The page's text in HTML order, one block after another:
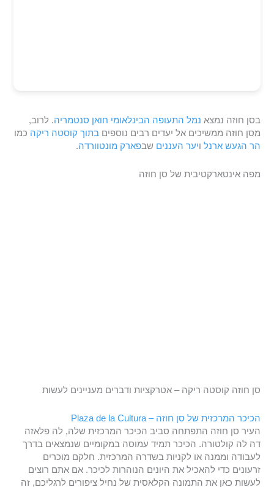
בסן חוזה נמצא נמל התעופה הבינלאומי חואן סנטמריה. לרוב,
מסן חוזה ממשיכים אל יעדים רבים נוספים בתוך קוסטה ריקה כמו
הר הגעש ארנל ויער העננים שבפארק מונטוורדה.
מפה אינטארקטיבית של סן חוזה
סן חוזה קוסטה ריקה – אטרקציות ודברים מעניינים לעשות
הכיכר המרכזית של סן חוזה – Plaza de la Cultura
העיר סן חוזה התפתחה סביב הכיכר המרכזית שלה, לה פלאזה
דה לה קולטורה. הכיכר תמיד עמוסה במקומיים שנמצאים בדרך
לעבודה וממנה או לקניות בשדרה המרכזית. חלקם מוכרים
זרעונים כדי להאכיל את היונים הנוהרות לכיכר. אם אתם רוצים
לעשות כאן את התמונה הקלאסית של נחיל ציפורים לרגליכם, זה